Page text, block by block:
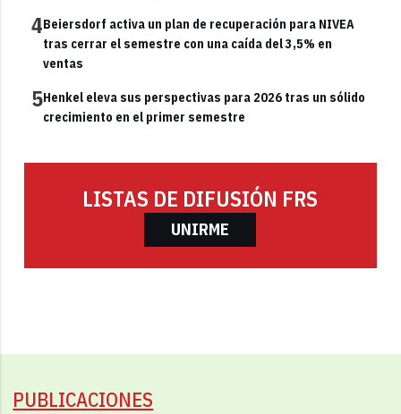
4Beiersdorf activa un plan de recuperación para NIVEA
tras cerrar el semestre con una caída del 3,5% en
ventas
5Henkel eleva sus perspectivas para 2026 tras un sólido
crecimiento en el primer semestre
LISTAS DE DIFUSIÓN FRS
UNIRME
PUBLICACIONES